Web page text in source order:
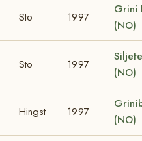
Sto 1997
Grini
(NO)
Sto 1997
(NO)
Hingst 1997
(NO)